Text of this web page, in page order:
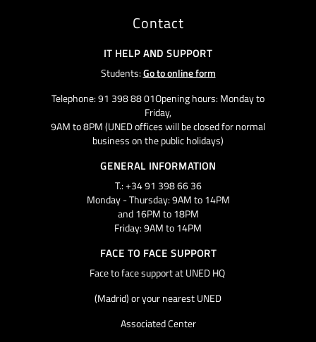
Contact
IT HELP AND SUPPORT
Students:Go to online form
Telephone: 91 398 88 01Opening hours: Monday to
Friday,
9AM to 8PM (UNED offices will be closed for normal
business on the public holidays)
GENERAL INFORMATION
T.: +34 91 398 66 36
Monday - Thursday: 9AM to 14PM
and 16PM to 18PM
Friday: 9AM to 14PM
FACE TO FACE SUPPORT
Face to face support at UNED HQ
(Madrid) or your nearest UNED
Associated Center